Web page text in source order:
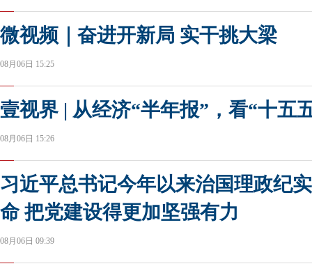
微视频｜奋进开新局 实干挑大梁
08月06日 15:25
壹视界 | 从经济“半年报”，看“十五
08月06日 15:26
习近平总书记今年以来治国理政纪
命 把党建设得更加坚强有力
08月06日 09:39